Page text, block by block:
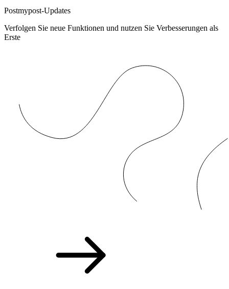
Postmypost-Updates
Verfolgen Sie neue Funktionen und nutzen Sie Verbesserungen als
Erste